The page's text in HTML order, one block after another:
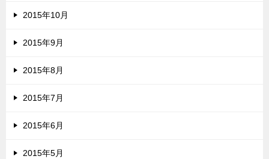
2015年10月
2015年9月
2015年8月
2015年7月
2015年6月
2015年5月